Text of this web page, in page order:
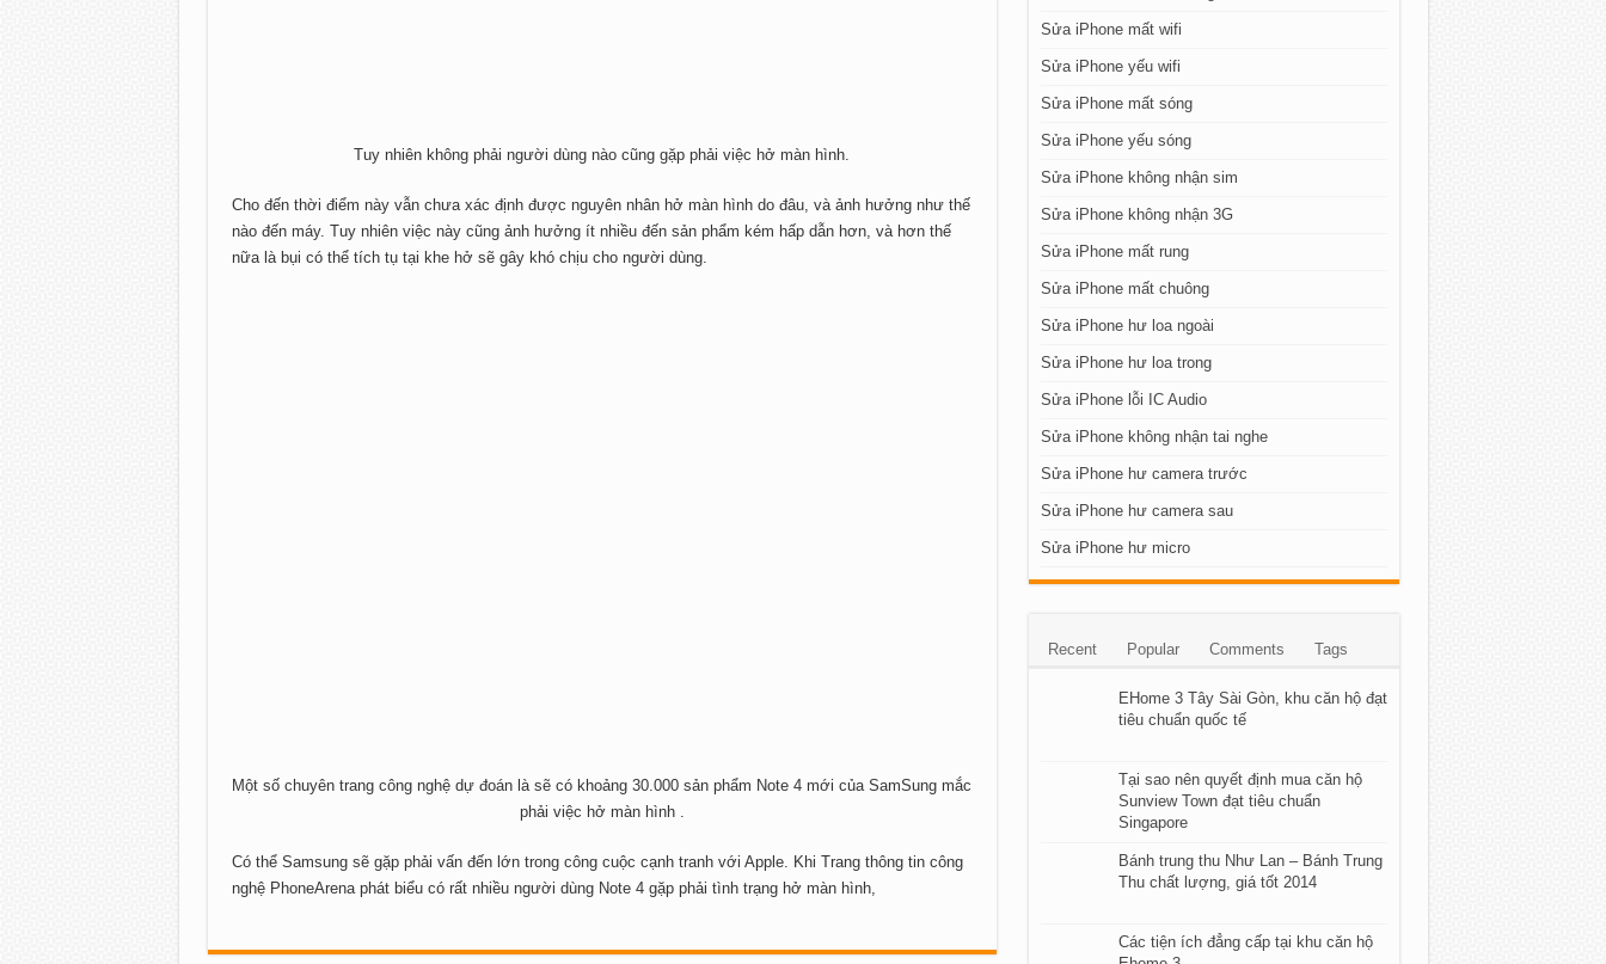
Tuy nhiên không phải người dùng nào cũng gặp phải việc hở màn hình.
Cho đến thời điểm này vẫn chưa xác định được nguyên nhân hở màn hình do đâu, và ảnh hưởng như thế
nào đến máy. Tuy nhiên việc này cũng ảnh hưởng ít nhiều đến sản phẩm kém hấp dẫn hơn, và hơn thế
nữa là bụi có thể tích tụ tại khe hở sẽ gây khó chịu cho người dùng.
Một số chuyên trang công nghệ dự đoán là sẽ có khoảng 30.000 sản phẩm Note 4 mới của SamSung mắc
phải việc hở màn hình .
Có thể Samsung sẽ gặp phải vấn đến lớn trong công cuộc cạnh tranh với Apple. Khi Trang thông tin công
nghệ PhoneArena phát biểu có rất nhiều người dùng Note 4 gặp phải tình trạng hở màn hình,
Sửa iPhone mất wifi
Sửa iPhone yếu wifi
Sửa iPhone mất sóng
Sửa iPhone yếu sóng
Sửa iPhone không nhận sim
Sửa iPhone không nhận 3G
Sửa iPhone mất rung
Sửa iPhone mất chuông
Sửa iPhone hư loa ngoài
Sửa iPhone hư loa trong
Sửa iPhone lỗi IC Audio
Sửa iPhone không nhận tai nghe
Sửa iPhone hư camera trước
Sửa iPhone hư camera sau
Sửa iPhone hư micro
Recent Popular Comments Tags
EHome 3 Tây Sài Gòn, khu căn hộ đạt
tiêu chuẩn quốc tế
Tại sao nên quyết định mua căn hộ
Sunview Town đạt tiêu chuẩn
Singapore
Bánh trung thu Như Lan – Bánh Trung
Thu chất lượng, giá tốt 2014
Các tiện ích đẳng cấp tại khu căn hộ